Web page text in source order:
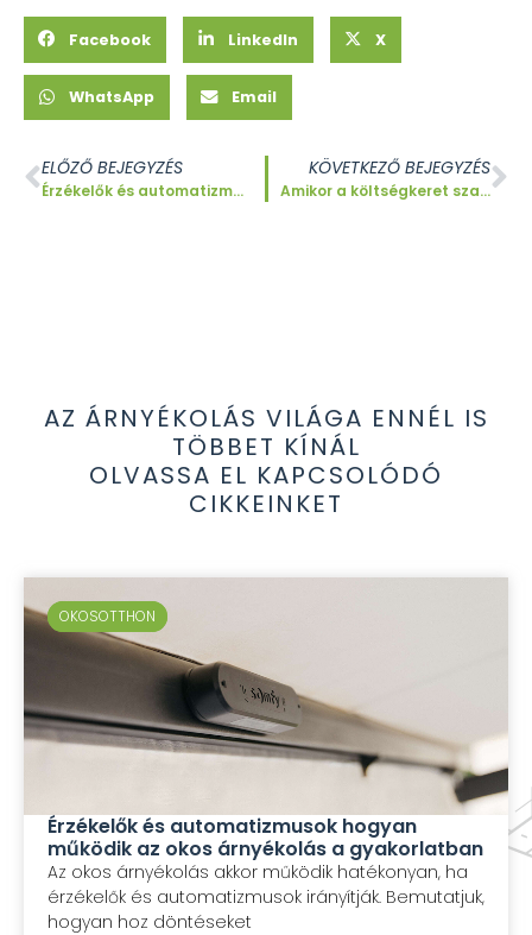
Facebook LinkedIn X
WhatsApp Email
ELŐZŐ BEJEGYZÉS
Érzékelők és automatizmusok hogyan működik az okos árnyékolás a gyakorlatban
KÖVETKEZŐ BEJEGYZÉS
Amikor a költségkeret szab határt – egy tanulságos redőnyfelújítás története
AZ ÁRNYÉKOLÁS VILÁGA ENNÉL IS
TÖBBET KÍNÁL
OLVASSA EL KAPCSOLÓDÓ
CIKKEINKET
OKOSOTTHON
OKOSOTTHON
Érzékelők és automatizmusok hogyan
működik az okos árnyékolás a gyakorlatban
Az okos árnyékolás akkor működik hatékonyan, ha
érzékelők és automatizmusok irányítják. Bemutatjuk,
hogyan hoz döntéseket